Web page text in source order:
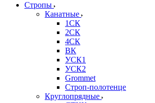
Стропы
Канатные
1СК
2СК
4СК
ВК
УСК1
УСК2
Grommet
Строп-полотенце
Круглопрядные